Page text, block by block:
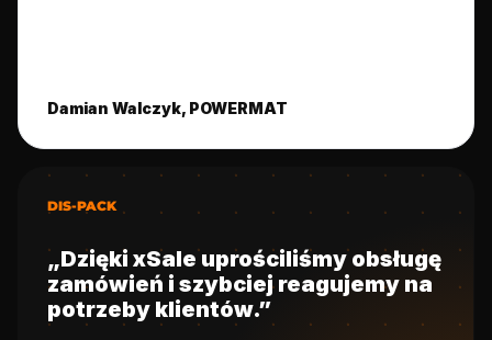
Damian Walczyk, POWERMAT
DIS-PACK
„Dzięki xSale uprościliśmy obsługę
zamówień i szybciej reagujemy na
potrzeby klientów.”